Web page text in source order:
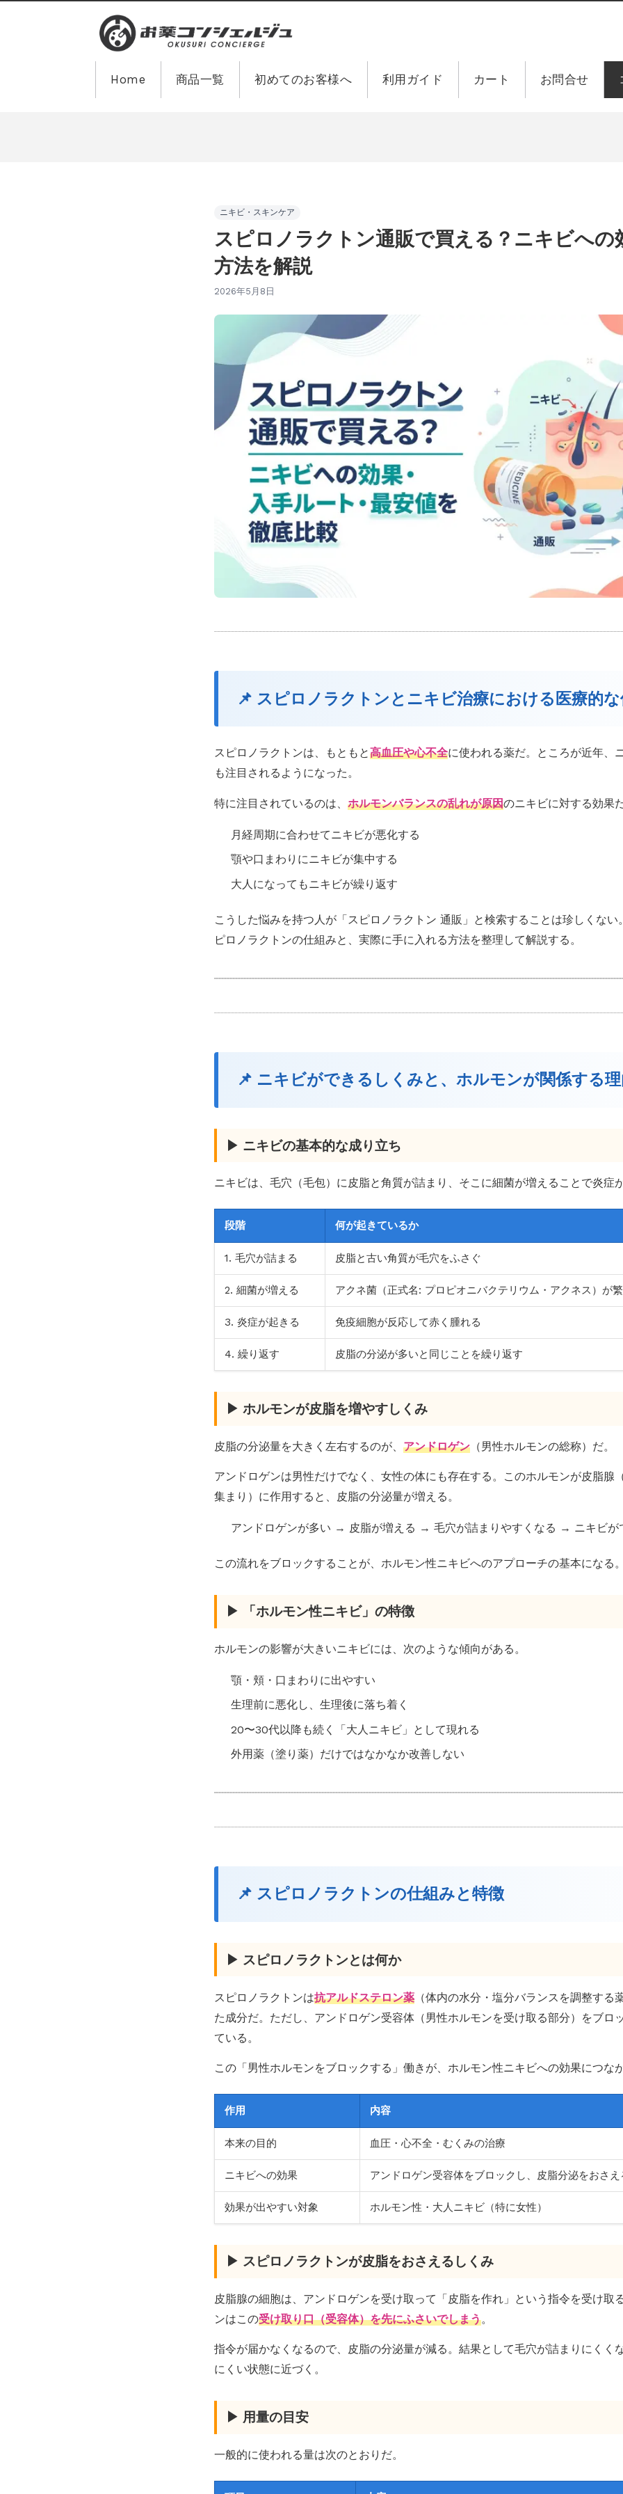
Home 商品一覧 初めてのお客様へ 利用ガイド カート お問合せ
ニキビ・スキンケア
スピロノラクトン通販で買える？ニキビへの
方法を解説
2026年5月8日
📌 スピロノラクトンとニキビ治療における医療的
スピロノラクトンは、もともと高血圧や心不全に使われる薬だ。ところが近年、
も注目されるようになった。
特に注目されているのは、 ホルモンバランスの乱れが原因のニキビに対する効果
月経周期に合わせてニキビが悪化する
顎や口まわりにニキビが集中する
大人になってもニキビが繰り返す
こうした悩みを持つ人が「スピロノラクトン 通販」と検索することは珍しくない
ピロノラクトンの仕組みと、実際に手に入れる方法を整理して解説する。
📌 ニキビができるしくみと、ホルモンが関係する
▶ ニキビの基本的な成り立ち
ニキビは、毛穴（毛包）に皮脂と角質が詰まり、そこに細菌が増えることで炎症
段階 何が起きているか
1. 毛穴が詰まる 皮脂と古い角質が毛穴をふさぐ
2. 細菌が増える アクネ菌（正式名: プロピオニバクテリウム・アクネス）が
3. 炎症が起きる 免疫細胞が反応して赤く腫れる
4. 繰り返す 皮脂の分泌が多いと同じことを繰り返す
▶ ホルモンが皮脂を増やすしくみ
皮脂の分泌量を大きく左右するのが、 アンドロゲン （男性ホルモンの総称）だ。
アンドロゲンは男性だけでなく、女性の体にも存在する。このホルモンが皮脂腺
集まり）に作用すると、皮脂の分泌量が増える。
アンドロゲンが多い → 皮脂が増える → 毛穴が詰まりやすくなる → ニキビが
この流れをブロックすることが、ホルモン性ニキビへのアプローチの基本になる
▶ 「ホルモン性ニキビ」の特徴
ホルモンの影響が大きいニキビには、次のような傾向がある。
顎・頬・口まわりに出やすい
生理前に悪化し、生理後に落ち着く
20〜30代以降も続く「大人ニキビ」として現れる
外用薬（塗り薬）だけではなかなか改善しない
📌 スピロノラクトンの仕組みと特徴
▶ スピロノラクトンとは何か
スピロノラクトンは抗アルドステロン薬 （体内の水分・塩分バランスを調整する
た成分だ。ただし、アンドロゲン受容体（男性ホルモンを受け取る部分）をブロ
ている。
この「男性ホルモンをブロックする」働きが、ホルモン性ニキビへの効果につな
作用 内容
本来の目的 血圧・心不全・むくみの治療
ニキビへの効果 アンドロゲン受容体をブロックし、皮脂分泌をおさえ
効果が出やすい対象 ホルモン性・大人ニキビ（特に女性）
▶ スピロノラクトンが皮脂をおさえるしくみ
皮脂腺の細胞は、アンドロゲンを受け取って「皮脂を作れ」という指令を受け取
ンはこの受け取り口（受容体）を先にふさいでしまう。
指令が届かなくなるので、皮脂の分泌量が減る。結果として毛穴が詰まりにくく
にくい状態に近づく。
▶ 用量の目安
一般的に使われる量は次のとおりだ。